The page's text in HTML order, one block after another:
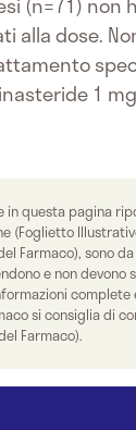
alla dose.
1
in questa pagina
(Foglietto
Farmaco), sono
e non devono
complete
si consiglia di
Farmaco).